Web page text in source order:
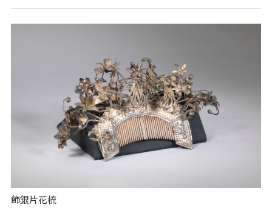
飾銀片花梳